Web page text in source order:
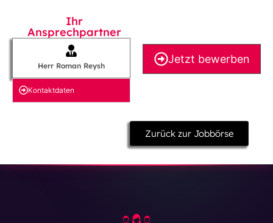
Ihr
Ansprechpartner
Herr Roman Reysh
Kontakt­daten
Jetzt bewerben
Zurück zur Jobbörse